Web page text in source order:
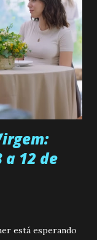
na
muito alegre, é
criativa e
amiga. Pode ser
fazer algo.
por eng...
a 12 de
está esperando